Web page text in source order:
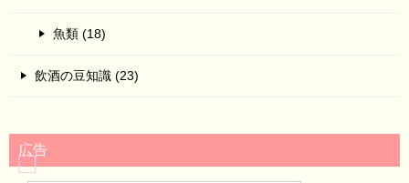
魚類 (18)
飲酒の豆知識 (23)
広告